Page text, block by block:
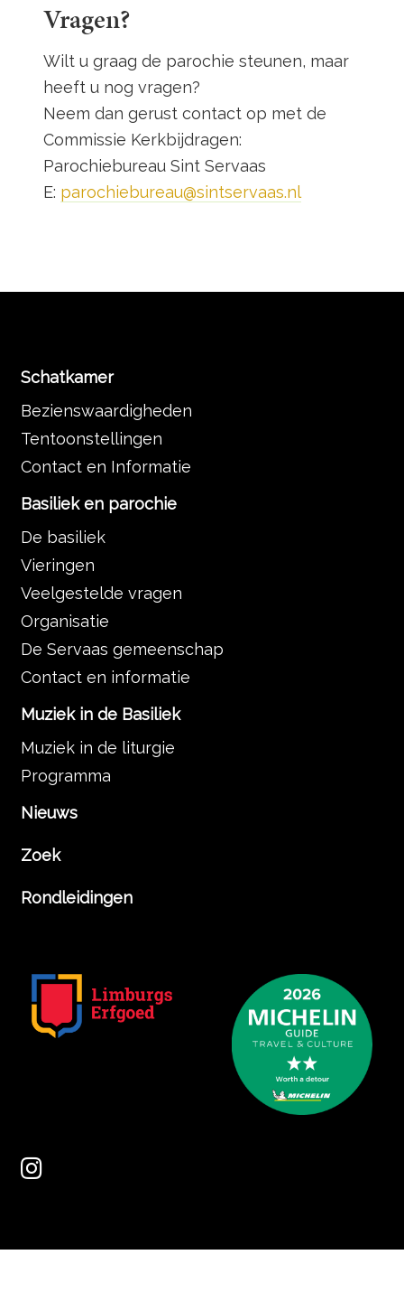
Vragen?
Wilt u graag de parochie steunen, maar
heeft u nog vragen?
Neem dan gerust contact op met de
Commissie Kerkbijdragen:
Parochiebureau Sint Servaas
E: parochiebureau@sintservaas.nl
Schatkamer
Bezienswaardigheden
Tentoonstellingen
Contact en Informatie
Basiliek en parochie
De basiliek
Vieringen
Veelgestelde vragen
Organisatie
De Servaas gemeenschap
Contact en informatie
Muziek in de Basiliek
Muziek in de liturgie
Programma
Nieuws
Zoek
Rondleidingen